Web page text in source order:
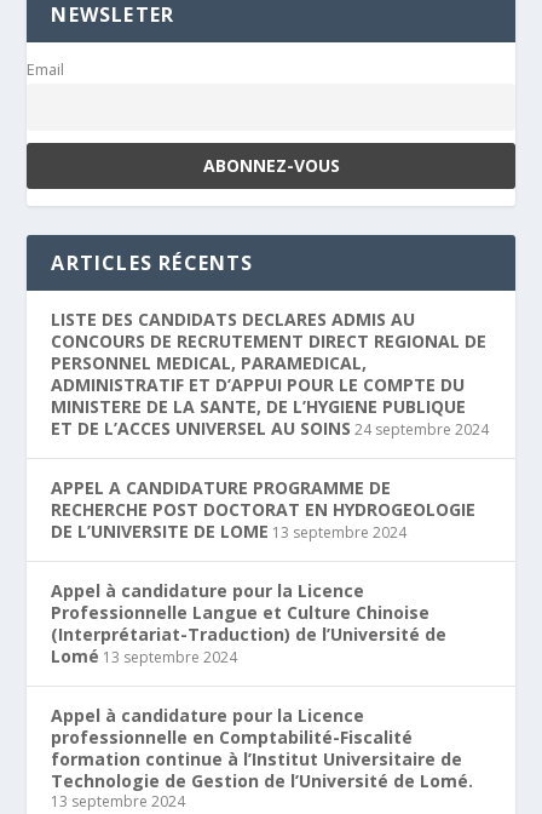
NEWSLETER
Email
ARTICLES RÉCENTS
LISTE DES CANDIDATS DECLARES ADMIS AU
CONCOURS DE RECRUTEMENT DIRECT REGIONAL DE
PERSONNEL MEDICAL, PARAMEDICAL,
ADMINISTRATIF ET D’APPUI POUR LE COMPTE DU
MINISTERE DE LA SANTE, DE L’HYGIENE PUBLIQUE
ET DE L’ACCES UNIVERSEL AU SOINS 24 septembre 2024
APPEL A CANDIDATURE PROGRAMME DE
RECHERCHE POST DOCTORAT EN HYDROGEOLOGIE
DE L’UNIVERSITE DE LOME 13 septembre 2024
Appel à candidature pour la Licence
Professionnelle Langue et Culture Chinoise
(Interprétariat-Traduction) de l’Université de
Lomé 13 septembre 2024
Appel à candidature pour la Licence
professionnelle en Comptabilité-Fiscalité
formation continue à l’Institut Universitaire de
Technologie de Gestion de l’Université de Lomé.
13 septembre 2024